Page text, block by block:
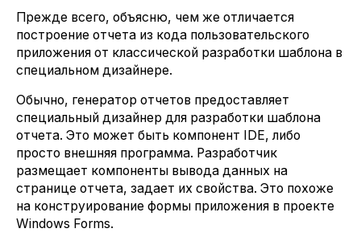
Прежде всего, объясню, чем же отличается
построение отчета из кода пользовательского
приложения от классической разработки шаблона в
специальном дизайнере.
Обычно, генератор отчетов предоставляет
специальный дизайнер для разработки шаблона
отчета. Это может быть компонент IDE, либо
просто внешняя программа. Разработчик
размещает компоненты вывода данных на
странице отчета, задает их свойства. Это похоже
на конструирование формы приложения в проекте
Windows Forms.